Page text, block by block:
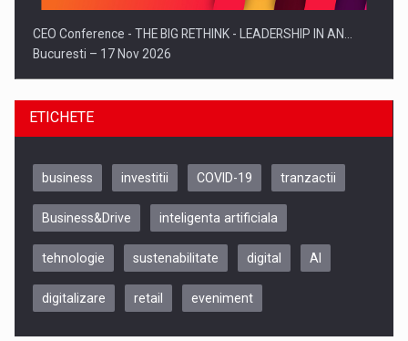
CEO Conference - THE BIG RETHINK - LEADERSHIP IN AN…
Bucuresti – 17 Nov 2026
Be Inspired. Make it Happen!, CLUJ, 9 Decembrie
ETICHETE
business investitii COVID-19 tranzactii
Business&Drive inteligenta artificiala
tehnologie sustenabilitate digital AI
digitalizare retail eveniment